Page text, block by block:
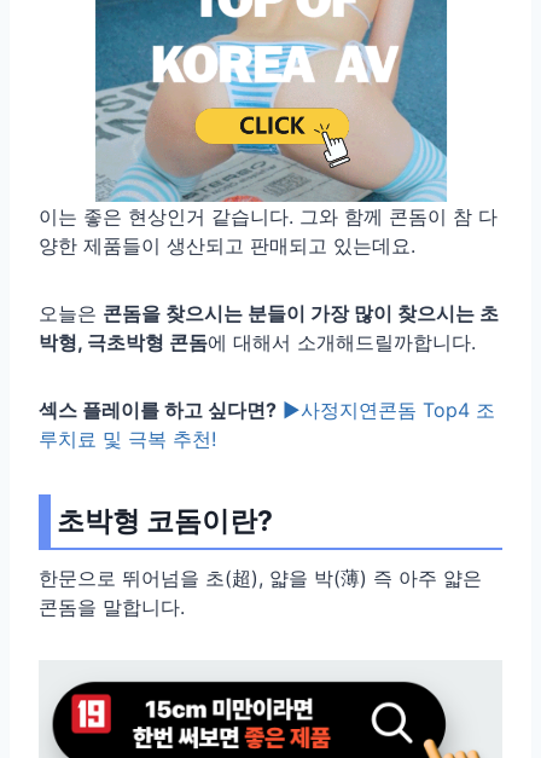
이는 좋은 현상인거 같습니다. 그와 함께 콘돔이 참 다
양한 제품들이 생산되고 판매되고 있는데요.
오늘은 콘돔을 찾으시는 분들이 가장 많이 찾으시는 초
박형, 극초박형 콘돔에 대해서 소개해드릴까합니다.
섹스 플레이를 하고 싶다면? ▶사정지연콘돔 Top4 조
루치료 및 극복 추천!
초박형 코돔이란?
한문으로 뛰어넘을 초(超), 얇을 박(薄) 즉 아주 얇은
콘돔을 말합니다.